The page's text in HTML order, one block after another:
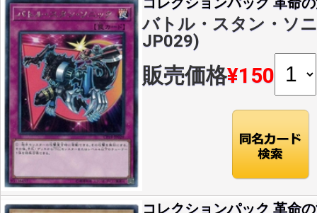
バトル・スタン・ソ
JP029)
販売価格¥150
コレクションパック 革命